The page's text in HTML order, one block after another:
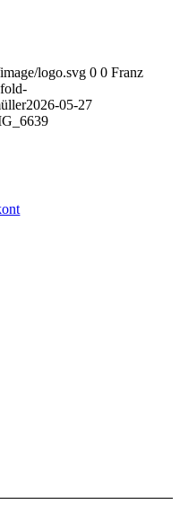
logo.svg 0 0 Franz
2026-05-27